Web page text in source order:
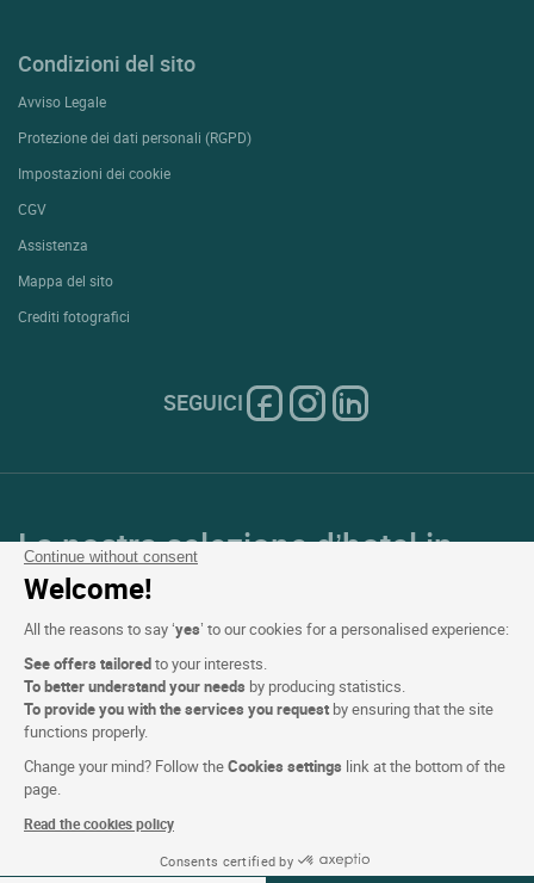
Continue without consent
Welcome!
All the reasons to say ‘yes’ to our cookies for a personalised experience:
See offers tailoredto your interests.
To better understand your needs by producing statistics.
To provide you with the services you request by ensuring that the site
functions properly.
Change your mind? Follow theCookies settings link at the bottom of the
page.
Read the cookies policy
Consents certified by
Condizioni del sito
Avviso Legale
Protezione dei dati personali (RGPD)
Impostazioni dei cookie
CGV
Assistenza
Mappa del sito
Crediti fotografici
SEGUICI
La nostra selezione d’hotel in
Francia e in Europa
Top Paesi
Top Regioni
Top Città
Top Hotel